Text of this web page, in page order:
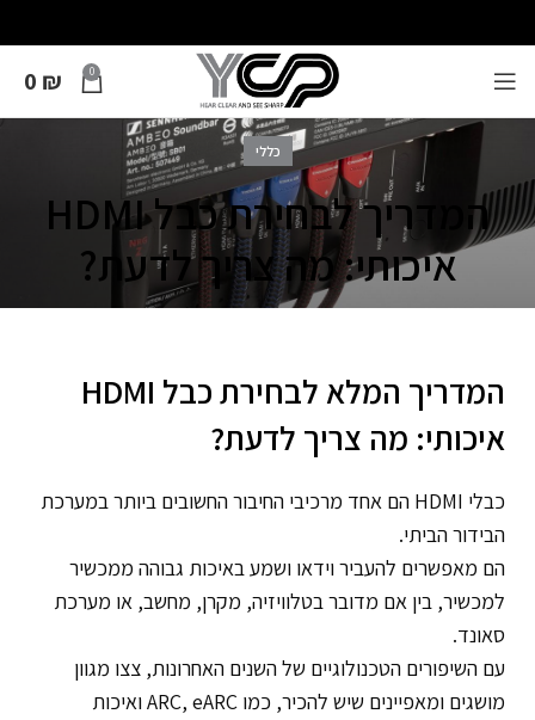
0
0 ₪
כללי
המדריך לבחירת כבל HDMI
איכותי: מה צריך לדעת?
המדריך המלא לבחירת כבל HDMI
איכותי: מה צריך לדעת?
כבלי HDMI הם אחד מרכיבי החיבור החשובים ביותר במערכת
הבידור הביתי.
הם מאפשרים להעביר וידאו ושמע באיכות גבוהה ממכשיר
למכשיר, בין אם מדובר בטלוויזיה, מקרן, מחשב, או מערכת
סאונד.
עם השיפורים הטכנולוגיים של השנים האחרונות, צצו מגוון
מושגים ומאפיינים שיש להכיר, כמו ARC, eARC ואיכות